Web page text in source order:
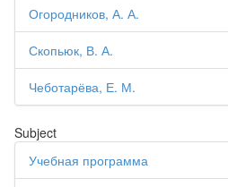
Огородников, А. А.
Скопьюк, В. А.
Чеботарёва, Е. М.
Subject
Учебная программа